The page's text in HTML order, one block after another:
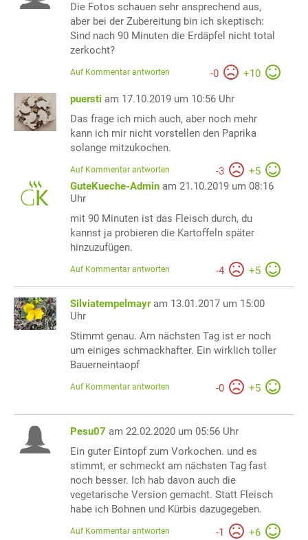
Die Fotos schauen sehr ansprechend aus,
aber bei der Zubereitung bin ich skeptisch:
Sind nach 90 Minuten die Erdäpfel nicht total
zerkocht?
-0 +10
Auf Kommentar antworten
puersti am 17.10.2019 um 10:56 Uhr
Das frage ich mich auch, aber noch mehr
kann ich mir nicht vorstellen den Paprika
solange mitzukochen.
-3 +5
Auf Kommentar antworten
GuteKueche-Admin am 21.10.2019 um 08:16
Uhr
mit 90 Minuten ist das Fleisch durch, du
kannst ja probieren die Kartoffeln später
hinzuzufügen.
-4 +5
Auf Kommentar antworten
Silviatempelmayr am 13.01.2017 um 15:00
Uhr
Stimmt genau. Am nächsten Tag ist er noch
um einiges schmackhafter. Ein wirklich toller
Bauerneintaopf
-0 +5
Auf Kommentar antworten
Pesu07 am 22.02.2020 um 05:56 Uhr
Ein guter Eintopf zum Vorkochen. und es
stimmt, er schmeckt am nächsten Tag fast
noch besser. Ich hab davon auch die
vegetarische Version gemacht. Statt Fleisch
habe ich Bohnen und Kürbis dazugegeben.
-1 +6
Auf Kommentar antworten